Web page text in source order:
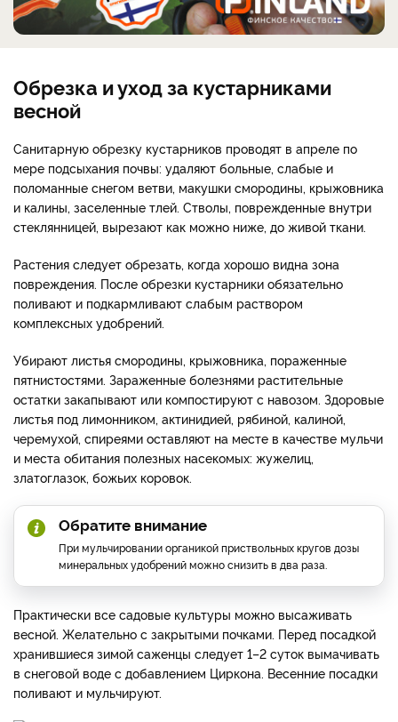
Обрезка и уход за кустарниками
весной
Санитарную обрезку кустарников проводят в апреле по
мере подсыхания почвы: удаляют больные, слабые и
поломанные снегом ветви, макушки смородины, крыжовника
и калины, заселенные тлей. Стволы, поврежденные внутри
стеклянницей, вырезают как можно ниже, до живой ткани.
Растения следует обрезать, когда хорошо видна зона
повреждения. После обрезки кустарники обязательно
поливают и подкармливают слабым раствором
комплексных удобрений.
Убирают листья смородины, крыжовника, пораженные
пятнистостями. Зараженные болезнями растительные
остатки закапывают или компостируют с навозом. Здоровые
листья под лимонником, актинидией, рябиной, калиной,
черемухой, спиреями оставляют на месте в качестве мульчи
и места обитания полезных насекомых: жужелиц,
златоглазок, божьих коровок.
Обратите внимание
При мульчировании органикой приствольных кругов дозы
минеральных удобрений можно снизить в два раза.
Практически все садовые культуры можно высаживать
весной. Желательно с закрытыми почками. Перед посадкой
хранившиеся зимой саженцы следует 1–2 суток вымачивать
в снеговой воде с добавлением Циркона. Весенние посадки
поливают и мульчируют.